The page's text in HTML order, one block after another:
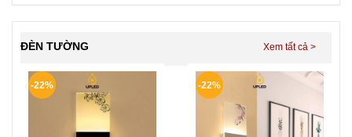
ĐÈN TƯỜNG
-22% -22%